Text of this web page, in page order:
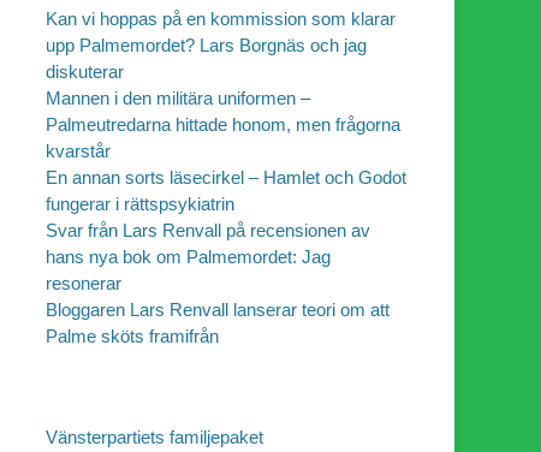
Kan vi hoppas på en kommission som klarar
upp Palmemordet? Lars Borgnäs och jag
diskuterar
Mannen i den militära uniformen –
Palmeutredarna hittade honom, men frågorna
kvarstår
En annan sorts läsecirkel – Hamlet och Godot
fungerar i rättspsykiatrin
Svar från Lars Renvall på recensionen av
hans nya bok om Palmemordet: Jag
resonerar
Bloggaren Lars Renvall lanserar teori om att
Palme sköts framifrån
Vänsterpartiets familjepaket